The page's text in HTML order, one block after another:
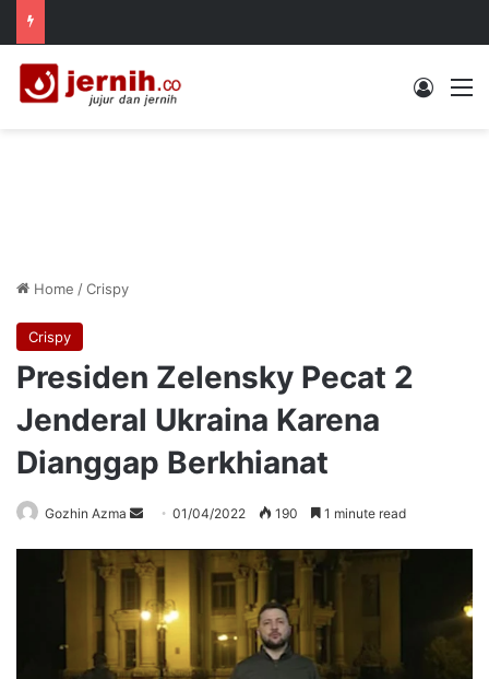
Log In
Home /Crispy
Crispy
Presiden Zelensky Pecat 2
Jenderal Ukraina Karena
Dianggap Berkhianat
Gozhin Azma
Send
email
01/04/2022 190 1 minute read